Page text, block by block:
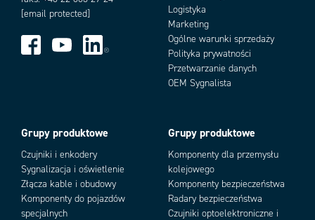
Temperatura pracy -25°C +55°C
Tak
Add as new cart row
[email protected]
Logistyka
Marketing
Ogólne warunki sprzedaży
Polityka prywatności
Przetwarzanie danych
OEM Sygnalista
Grupy produktowe
Czujniki i enkodery
Sygnalizacja i oświetlenie
Złącza kable i obudowy
Komponenty do pojazdów
specjalnych
Grupy produktowe
Komponenty dla przemysłu
kolejowego
Komponenty bezpieczeństwa
Radary bezpieczeństwa
Czujniki optoelektroniczne i